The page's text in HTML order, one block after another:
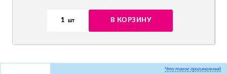
1 шт В КОРЗИНУ
Что такое оригинальный